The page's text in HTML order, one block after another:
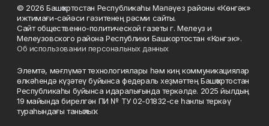
© 2026 Башҡортостан Республикаһы Мәләүез районы «Көнгәк»
ижтимағи-сәйәси гәзитенең рәсми сайты.
Сайт общественно-политической газеты г. Мелеуз и
Мелеузовского района Республики Башкортостан «Конгэк».
Об использовании персональных данных
Элемтә, мәғлүмәт технологиялары һәм киң коммуникациялар
өлкәһендә күҙәтеү буйынса федераль хеҙмәттең Башҡортостан
Республикаһы буйынса идаралығында теркәлде. 2025 йылдың
19 майында бирелгән ПИ № ТУ 02-01832-се һанлы теркәү
тураһындағы таныҡлыҡ.